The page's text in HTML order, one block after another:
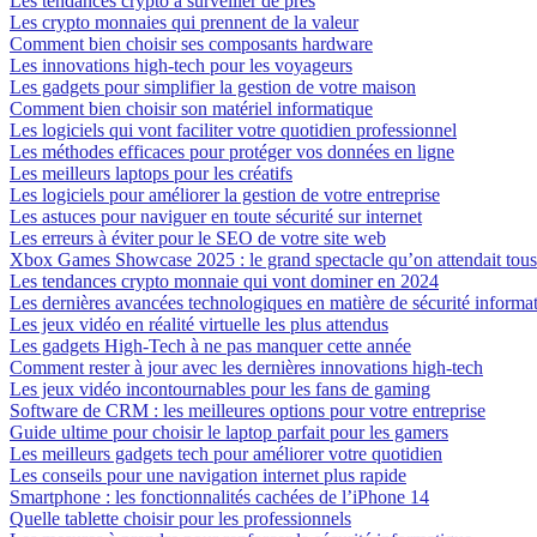
Les crypto monnaies qui prennent de la valeur
Comment bien choisir ses composants hardware
Les innovations high-tech pour les voyageurs
Les gadgets pour simplifier la gestion de votre maison
Comment bien choisir son matériel informatique
Les logiciels qui vont faciliter votre quotidien professionnel
Les méthodes efficaces pour protéger vos données en ligne
Les meilleurs laptops pour les créatifs
Les logiciels pour améliorer la gestion de votre entreprise
Les astuces pour naviguer en toute sécurité sur internet
Les erreurs à éviter pour le SEO de votre site web
Xbox Games Showcase 2025 : le grand spectacle qu’on attendait tous
Les tendances crypto monnaie qui vont dominer en 2024
Les dernières avancées technologiques en matière de sécurité
Les jeux vidéo en réalité virtuelle les plus attendus
Les gadgets High-Tech à ne pas manquer cette année
Comment rester à jour avec les dernières innovations high-tech
Les jeux vidéo incontournables pour les fans de gaming
Software de CRM : les meilleures options pour votre entreprise
Guide ultime pour choisir le laptop parfait pour les gamers
Les meilleurs gadgets tech pour améliorer votre quotidien
Les conseils pour une navigation internet plus rapide
Smartphone : les fonctionnalités cachées de l’iPhone 14
Quelle tablette choisir pour les professionnels